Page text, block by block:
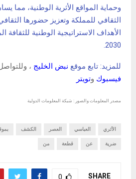
وحماية المواقع الأثرية الوطنية، مما
الثقافي للمملكة وتعزيز حضورها
الأهداف الاستراتيجية الوطنية للثقافة
2030.
للمزيد: تابع موقع نبض الخليج ،
فيسبوك وتويتر
مصدر المعلومات والصور : شبكة المعلومات الدولية
الأثري العباسي العصر الكشف
ضرية عن قطعة من
SHARE
0